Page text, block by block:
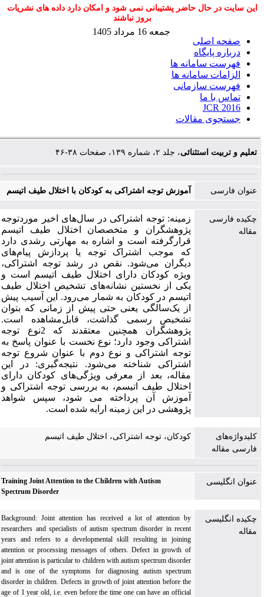
این سایت در حال حاضر پشتیبانی نمی شود و امکان دارد داده های نشریات
بروز نباشند
صفحه اصلی
درباره پایگاه
فهرست سامانه ها
الزامات سامانه ها
فهرست سازمانی
تماس با ما
JCR 2016
جستجوی مقالات
جمعه 16 مرداد 1405
تعلیم و تربیت استثنائی، جلد ۲، شماره ۱۳۹، صفحات ۳۸-۴۶
عنوان فارسی آموزش توجه اشتراکی به کودکان با اختلال طیف اتیسم
چکیده فارسی
مقاله
زمینه: توجه اشتراکی در سال‌های اخیر موردتوجه
پژوهشگران و متخصصان اختلال طیف اتیسم
قرارگرفته است و اشاره به مهارتی رشدی دارد
که موجب اشتراک توجه یا پردازش پیام‌های
دیگران می‌شود. نقص در رشد توجه اشتراکی،
ویژه کودکان دارای اختلال طیف اتیسم است و
یکی از نخستین نشانه‌های تشخیص اختلال طیف
اتیسم در کودکان به شمار می‌رود. این آسیب پیش
از یک‌‌سالگی یعنی حتی پیش از زمانی که بتوان
تشخیص رسمی گذاشت، قابل‌مشاهده است.
پژوهشگران همچنین معتقدند که 2نوع توجه
اشتراکی وجود دارد؛ نوع نخست با عنوان پاسخ به
توجه اشتراکی و نوع دوم با عنوان شروع توجه
اشتراکی شناخته می‌شود. نتیجه‌گیری: در این
مقاله، بعد از معرفی ویژگی‌های کودکان دارای
اختلال طیف اتیسم، به بررسی توجه اشتراکی و
آموزش آن پرداخته می شود، سپس شواهد
پژوهشی در این زمینه ارایه شده است.
کلیدواژه‌های
فارسی مقاله
کودکان، توجه اشتراکی، اختلال طیف اتیسم
عنوان انگلیسی
Training Joint Attention to the Children with Autism
Spectrum Disorder
چکیده انگلیسی
مقاله
Background: Joint attention has received a lot of attention by
researchers and specialists of autism spectrum disorder in recent
years and refers to a developmental skill resulting in joining
attention or processing messages of others. Defect in growth of
joint attention is particular to children with autism spectrum disorder
and is one of the symptoms for diagnosing autism spectrum
disorder in children. Defects in growth of joint attention before the
age of 1 year old, i.e. even before the time one can have an official